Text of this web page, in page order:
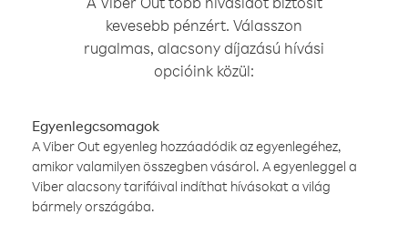
kevesebb pénzért. Válasszon
rugalmas, alacsony díjazású hívási
opcióink közül:
Egyenlegcsomagok
A Viber Out egyenleg hozzáadódik az egyenlegéhez,
amikor valamilyen összegben vásárol. A egyenleggel a
Viber alacsony tarifáival indíthat hívásokat a világ
bármely országába.